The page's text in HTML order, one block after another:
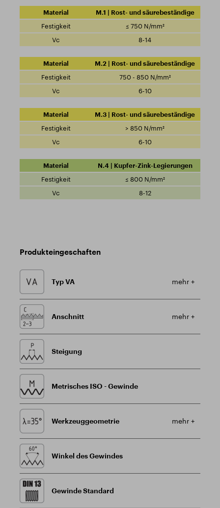
M.1 | Rost- und säurebeständige
≤ 750 N/mm²
8-14
M.2 | Rost- und säurebeständige
750 - 850 N/mm²
6-10
M.3 | Rost- und säurebeständige
> 850 N/mm²
6-10
N.4 | Kupfer-Zink-Legierungen
≤ 800 N/mm²
8-12
Produkteingeschaften
Typ VA mehr +
Anschnitt mehr +
Steigung
Metrisches ISO - Gewinde
Werkzeuggeometrie mehr +
Winkel des Gewindes
Gewinde Standard